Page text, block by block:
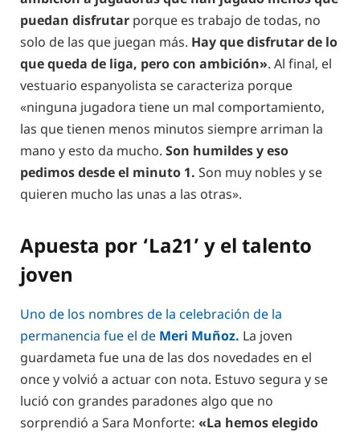
puedan disfrutar porque es trabajo de todas, no
solo de las que juegan más. Hay que disfrutar de lo
que queda de liga, pero con ambición». Al final, el
vestuario espanyolista se caracteriza porque
«ninguna jugadora tiene un mal comportamiento,
las que tienen menos minutos siempre arriman la
mano y esto da mucho. Son humildes y eso
pedimos desde el minuto 1. Son muy nobles y se
quieren mucho las unas a las otras».
Apuesta por ‘La21’ y el talento
joven
Uno de los nombres de la celebración de la
permanencia fue el de Meri Muñoz. La joven
guardameta fue una de las dos novedades en el
once y volvió a actuar con nota. Estuvo segura y se
lució con grandes paradones algo que no
sorprendió a Sara Monforte: «La hemos elegido